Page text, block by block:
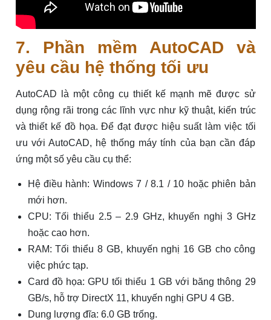
7. Phần mềm AutoCAD và
yêu cầu hệ thống tối ưu
AutoCAD là một công cụ thiết kế mạnh mẽ được sử
dụng rộng rãi trong các lĩnh vực như kỹ thuật, kiến trúc
và thiết kế đồ họa. Để đạt được hiệu suất làm việc tối
ưu với AutoCAD, hệ thống máy tính của bạn cần đáp
ứng một số yêu cầu cụ thể:
Hệ điều hành: Windows 7 / 8.1 / 10 hoặc phiên bản
mới hơn.
CPU: Tối thiểu 2.5 – 2.9 GHz, khuyến nghị 3 GHz
hoặc cao hơn.
RAM: Tối thiểu 8 GB, khuyến nghị 16 GB cho công
việc phức tạp.
Card đồ họa: GPU tối thiểu 1 GB với băng thông 29
GB/s, hỗ trợ DirectX 11, khuyến nghị GPU 4 GB.
Dung lượng đĩa: 6.0 GB trống.